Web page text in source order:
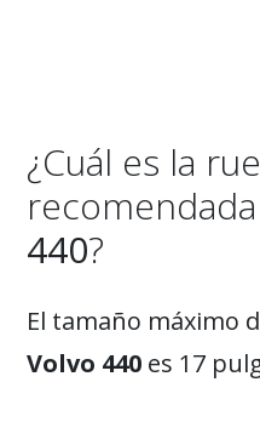
¿Cuál es la
440?
El tamaño máximo
Volvo 440 es 17